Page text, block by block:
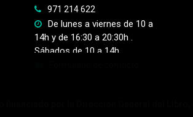
971 214 622
De lunes a viernes de 10 a
14h y de 16:30 a 20:30h .
Sábados de 10 a 14h